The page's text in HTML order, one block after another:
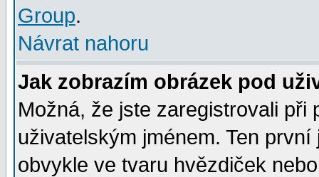
Group.
Návrat nahoru
Jak zobrazím obrázek pod
Možná, že jste zaregistrovali
uživatelským jménem. Ten
obvykle ve tvaru hvězdiček